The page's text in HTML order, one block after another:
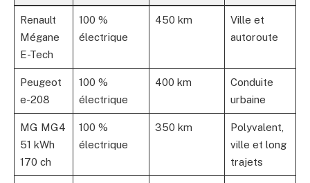
Renault
Mégane
E-Tech
100 %
électrique
450 km
Ville et
autoroute
Peugeot
e-208
100 %
électrique
400 km
Conduite
urbaine
MG MG4
51 kWh
170 ch
100 %
électrique
350 km
Polyvalent,
ville et long
trajets